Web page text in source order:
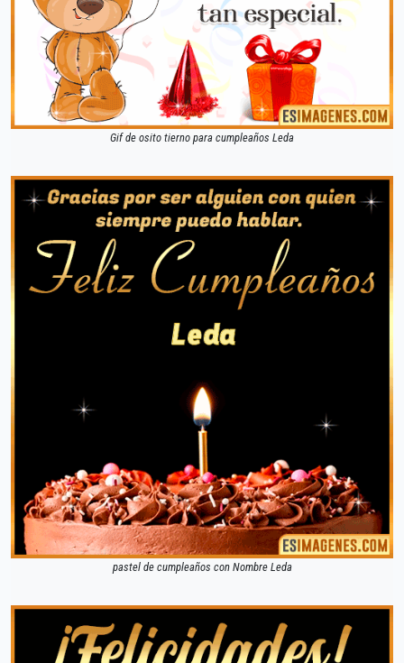
Gif de osito tierno para cumpleaños Leda
pastel de cumpleaños con Nombre Leda